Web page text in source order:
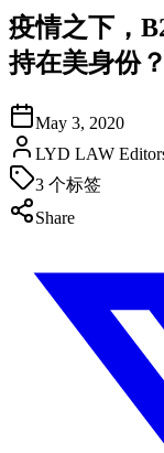
疫情之下，
持在美身份？
May 3, 2020
LYD LAW
3 个标签
Share